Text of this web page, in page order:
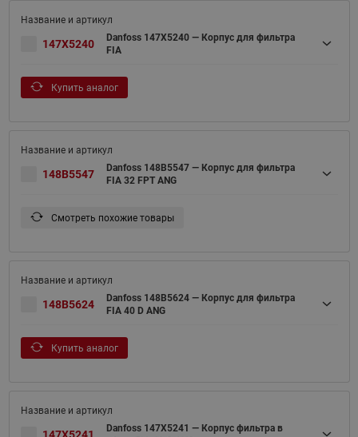
147X5240
Danfoss 147X5240 — Корпус для фильтра
FIA
Купить аналог
148B5547
Danfoss 148B5547 — Корпус для фильтра
FIA 32 FPT ANG
Смотреть похожие товары
148B5624
Danfoss 148B5624 — Корпус для фильтра
FIA 40 D ANG
Купить аналог
Danfoss 147X5241 — Корпус фильтра в